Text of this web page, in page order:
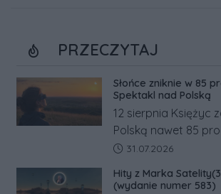
PRZECZYTAJ
Słońce zniknie w 85
Spektakl nad Polską
12 sierpnia Księżyc
Polską nawet 85
Słońca. Największe
zachodem.
Data dodania artykułu:
31.07.2026
Hity z Marka
(wydanie numer 583)